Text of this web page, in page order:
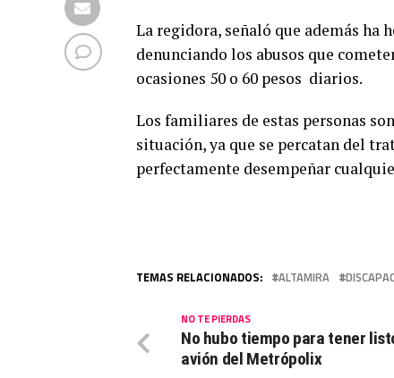
La regidora, señaló que además ha
denunciando los abusos que
ocasiones 50 o 60 pesos diarios.
Los familiares de estas personas
situación, ya que se percatan del
perfectamente desempeñar
TEMAS RELACIONADOS: ALTAMIRA
NO TE PIERDAS
No hubo tiempo para tener
avión del Metrópolix